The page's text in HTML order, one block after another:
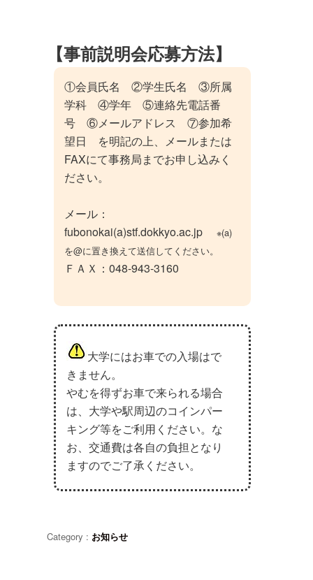
【事前説明会応募方法】
①会員氏名 ②学生氏名 ③所属
学科 ④学年 ⑤連絡先電話番
号 ⑥メールアドレス ⑦参加希
望日 を明記の上、メールまたは
FAXにて事務局までお申し込みく
ださい。
メール：
fubonokai(a)stf.dokkyo.ac.jp※(a)
を@に置き換えて送信してください。
ＦＡＸ：048-943-3160
大学にはお車での入場はで
きません。
やむを得ずお車で来られる場合
は、大学や駅周辺のコインパー
キング等をご利用ください。な
お、交通費は各自の負担となり
ますのでご了承ください。
Category : お知らせ